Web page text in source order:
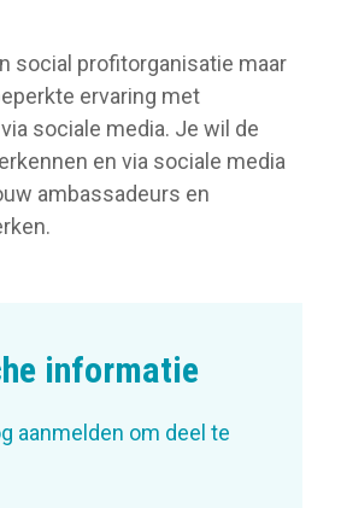
social profitorganisatie maar
ervaring met
sociale media. Je wil de
en via sociale media
ambassadeurs en
informatie
aanmelden om deel te